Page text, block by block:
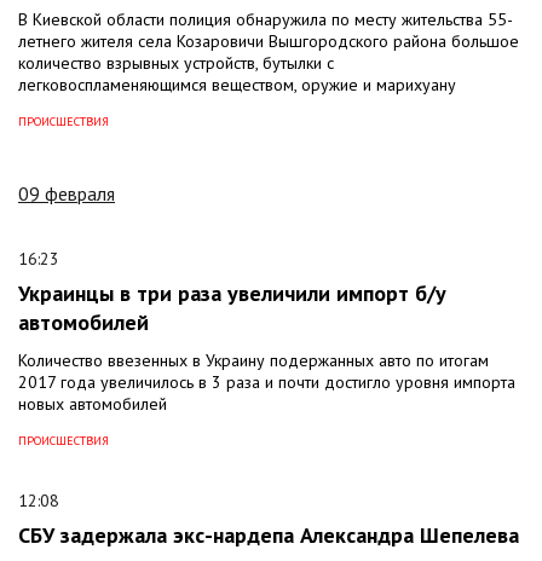
В Киевской области полиция обнаружила по месту жительства 55-
летнего жителя села Козаровичи Вышгородского района большое
количество взрывных устройств, бутылки с
легковоспламеняющимся веществом, оружие и марихуану
ПРОИСШЕСТВИЯ
09 февраля
16:23
Украинцы в три раза увеличили импорт б/у
автомобилей
Количество ввезенных в Украину подержанных авто по итогам
2017 года увеличилось в 3 раза и почти достигло уровня импорта
новых автомобилей
ПРОИСШЕСТВИЯ
12:08
СБУ задержала экс-нардепа Александра Шепелева